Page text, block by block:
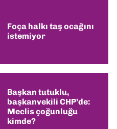
Foça halkı taş ocağını
istemiyor
Başkan tutuklu,
başkanvekili CHP’de:
Meclis çoğunluğu
kimde?